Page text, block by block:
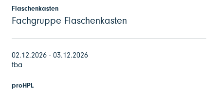
Flaschenkasten
Fachgruppe Flaschenkasten
02.12.2026 - 03.12.2026
tba
proHPL